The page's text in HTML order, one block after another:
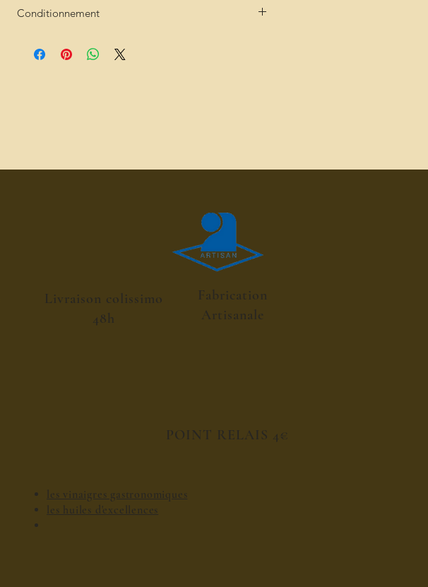
Conditionnement
Livraison colissimo
48h
Fabrication
Artisanale
POINT RELAIS 4€
les vinaigres gastronomiques
les huiles d'excellences